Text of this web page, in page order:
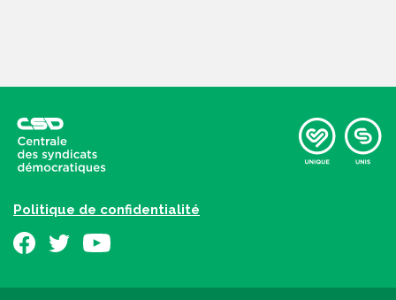
Politique de confidentialité